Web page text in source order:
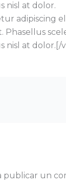
nisl at dolor.
adipiscing
nisl at
publicar un